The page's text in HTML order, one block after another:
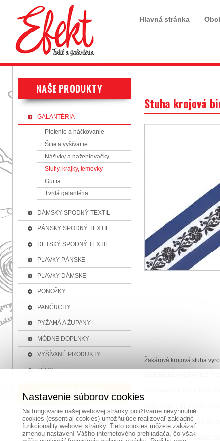
Hlavná stránka
GALANTÉRIA
Pletenie a háčkovanie
Šitie a vyšívanie
Nášivky a nažehlovačky
Stuhy, krajky, lemovky
Guma
Tvrdá galantéria
DÁMSKY SPODNÝ TEXTIL
PÁNSKY SPODNÝ TEXTIL
DETSKÝ SPODNÝ TEXTIL
PLAVKY PÁNSKE
PLAVKY DÁMSKE
PONOŽKY
PANČUCHY
PYŽAMÁ A ŽUPANY
MÓDNE DOPLNKY
VYŠÍVANÉ PRODUKTY
TÉMY
Váš nákupný košík je prázdny
Stuha krojová
Žakárová krojová stuha
alebo inak upravovaný na
Vzhľadom na túto
Nastavenie súborov cookies
Na fungovanie našej webovej stránky používame nevyhnutné
cookies (essential cookies) umožňujúce realizovať základné
funkcionality webovej stránky. Tieto cookies môžete zakázať
zmenou nastavení Vášho internetového prehliadača, čo však